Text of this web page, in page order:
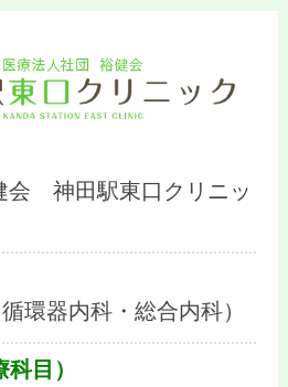
会 神田駅東口クリニッ
環器内科・総合内科）
目）